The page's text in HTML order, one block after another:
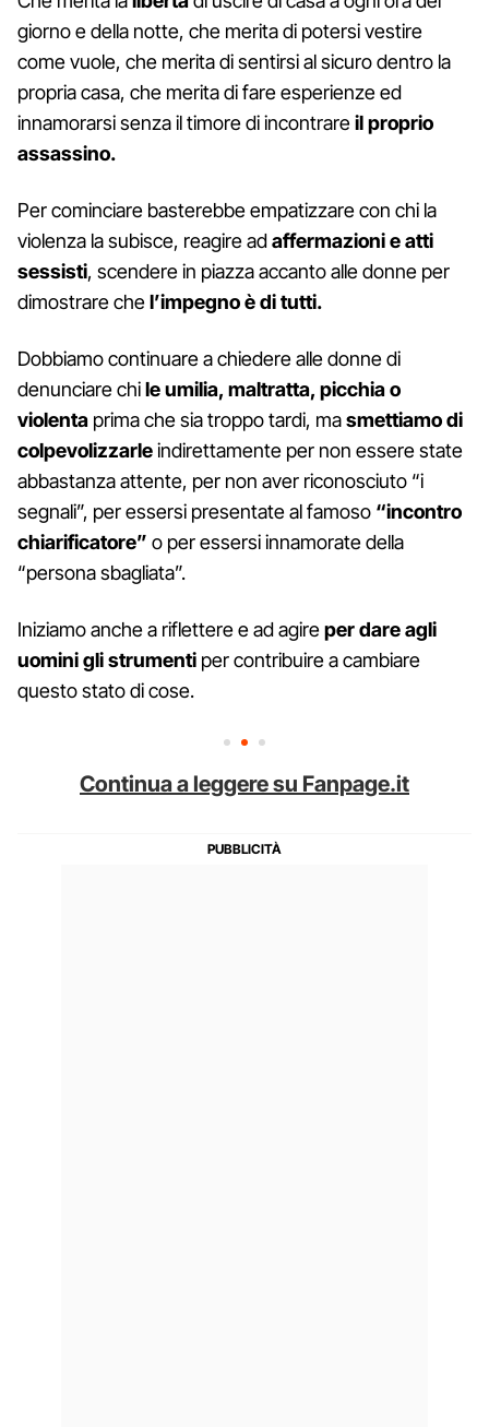
giorno e della notte, che merita di potersi vestire
come vuole, che merita di sentirsi al sicuro dentro la
propria casa, che merita di fare esperienze ed
innamorarsi senza il timore di incontrareil proprio
assassino.
Per cominciare basterebbe empatizzare con chi la
violenza la subisce, reagire adaffermazioni e atti
sessisti, scendere in piazza accanto alle donne per
dimostrare chel’impegno è di tutti.
Dobbiamo continuare a chiedere alle donne di
denunciare chile umilia, maltratta, picchia o
violenta prima che sia troppo tardi, masmettiamo di
colpevolizzarleindirettamente per non essere state
abbastanza attente, per non aver riconosciuto “i
segnali”, per essersi presentate al famoso “incontro
chiarificatore” o per essersi innamorate della
“persona sbagliata”.
Iniziamo anche a riflettere e ad agireper dare agli
uominigli strumenti per contribuire a cambiare
questo stato di cose.
Continua a leggere su Fanpage.it